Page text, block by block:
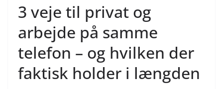
3 veje til privat og
arbejde på samme
telefon – og hvilken der
faktisk holder i længden